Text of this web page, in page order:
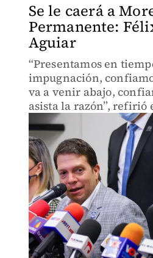
Se le caerá a
Permanente:
Aguiar
“Presentamos en
impugnación,
va a venir abajo,
asista la razón”, refirió
tamaulipeco.